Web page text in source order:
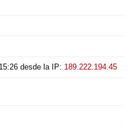
desde la IP: 189.222.194.45